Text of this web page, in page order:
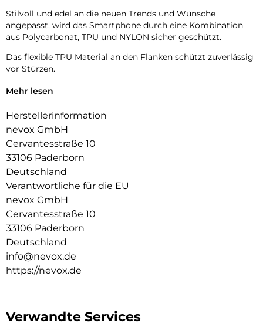
Stilvoll und edel an die neuen Trends und Wünsche
angepasst, wird das Smartphone durch eine Kombination
aus Polycarbonat, TPU und NYLON sicher geschützt.
Das flexible TPU Material an den Flanken schützt zuverlässig
vor Stürzen.
Das Display ist durch die seitlichen Flanken geschützt.
geschützt.
Die Anschlüsse, Knöpfe und Kamera bleiben voll zugänglich.
Hochwertiges Schmutzabweisendes Material und langlebige
Zusammensetzung der Materialien.
Mehr lesen
Herstellerinformation
nevox GmbH
Cervantesstraße 10
33106 Paderborn
Deutschland
Verantwortliche für die EU
nevox GmbH
Cervantesstraße 10
33106 Paderborn
Deutschland
info@nevox.de
https://nevox.de
Verwandte Services